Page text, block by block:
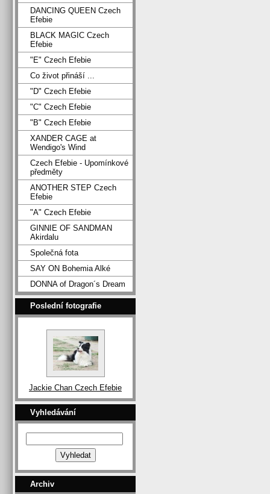
DANCING QUEEN Czech
Efebie
BLACK MAGIC Czech
Efebie
"E" Czech Efebie
Co život přináší ...
"D" Czech Efebie
"C" Czech Efebie
"B" Czech Efebie
XANDER CAGE at
Wendigo's Wind
Czech Efebie - Upomínkové
předměty
ANOTHER STEP Czech
Efebie
"A" Czech Efebie
GINNIE OF SANDMAN
Akirdalu
Společná fota
SAY ON Bohemia Alké
DONNA of Dragon´s Dream
Poslední fotografie
Jackie Chan Czech Efebie
Vyhledávání
Archiv